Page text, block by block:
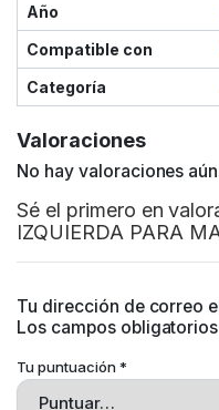
Año
Compatible con
Categoría
Valoraciones
No hay valoraciones
Sé el primero en
IZQUIERDA PARA
Tu dirección de correo
Los campos
Tu puntuación*